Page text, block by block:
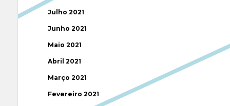
Julho 2021
Junho 2021
Maio 2021
Abril 2021
Março 2021
Fevereiro 2021